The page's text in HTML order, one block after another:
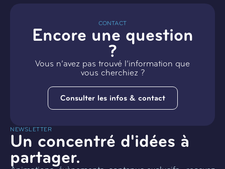
CONTACT
Encore une question
?
Vous n’avez pas trouvé l’information que
vous cherchiez ?
Consulter les infos & contact
NEWSLETTER
Un concentré d'idées à
partager.